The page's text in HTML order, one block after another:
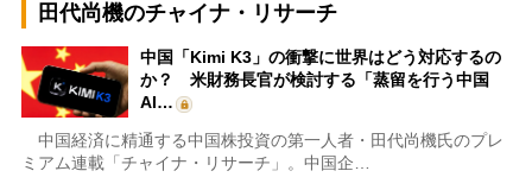
田代尚機のチャイナ・リサーチ
中国「Kimi K3」の衝撃に世界はどう対応するの
か？ 米財務長官が検討する「蒸留を行う中国
AI…
中国経済に精通する中国株投資の第一人者・田代尚機氏のプレ
ミアム連載「チャイナ・リサーチ」。中国企…